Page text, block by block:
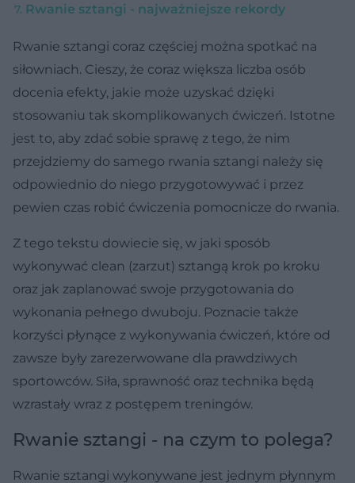
Rwanie sztangi - najważniejsze rekordy
Rwanie sztangi coraz częściej można spotkać na
siłowniach. Cieszy, że coraz większa liczba osób
docenia efekty, jakie może uzyskać dzięki
stosowaniu tak skomplikowanych ćwiczeń. Istotne
jest to, aby zdać sobie sprawę z tego, że nim
przejdziemy do samego rwania sztangi należy się
odpowiednio do niego przygotowywać i przez
pewien czas robić ćwiczenia pomocnicze do rwania.
Z tego tekstu dowiecie się, w jaki sposób
wykonywać clean (zarzut) sztangą krok po kroku
oraz jak zaplanować swoje przygotowania do
wykonania pełnego dwuboju. Poznacie także
korzyści płynące z wykonywania ćwiczeń, które od
zawsze były zarezerwowane dla prawdziwych
sportowców. Siła, sprawność oraz technika będą
wzrastały wraz z postępem treningów.
Rwanie sztangi - na czym to polega?
Rwanie sztangi wykonywane jest jednym płynnym